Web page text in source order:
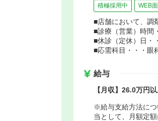
積極採用中 WEB
■店舗において、調
■診療（営業）時間
■休診（定休）日・
■応需科目・・・眼
給与
【月収】26.0万円
※給与支給方法に
当として、月額定